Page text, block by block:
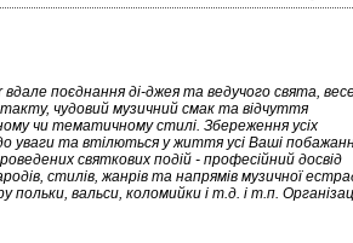
поєднання ді-джея та ведучого свята,
чудовий музичний смак та відчуття
чи тематичному стилі. Збереження усіх
уваги та втілються у життя усі Ваші
святкових подій - професійний досвід
стилів, жанрів та напрямів музичної
вальси, коломийки і т.д. і т.п.